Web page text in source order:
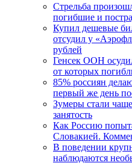
Стрельба
погибшие и
Купил дешевые
отсудил у
рублей
Генсек ООН
от которых
85% россиян
первый же день
Зумеры стали
занятость
Как Россию
Словакией.
В поведении
наблюдаются